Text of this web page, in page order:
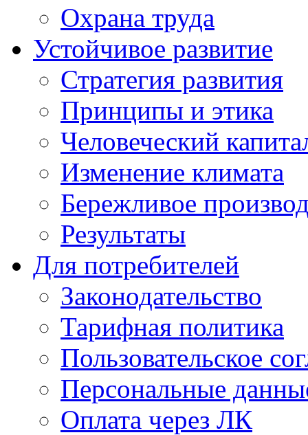
Охрана труда
Устойчивое развитие
Стратегия развития
Принципы и этика
Человеческий
Изменение климата
Бережливое
Результаты
Для потребителей
Законодательство
Тарифная политика
Пользовательское
Персональные
Оплата через ЛК